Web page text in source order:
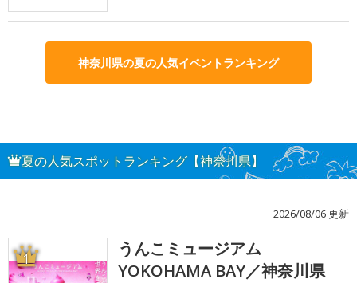
神奈川県の夏の人気イベントランキング
夏の人気スポットランキング【神奈川県】
2026/08/06 更新
1
うんこミュージアム
YOKOHAMA BAY／神奈川県